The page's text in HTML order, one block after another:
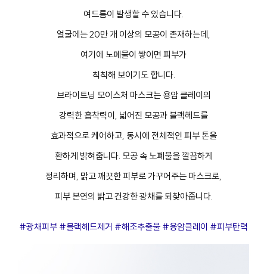
여드름이 발생할 수 있습니다.
얼굴에는 20만 개 이상의 모공이 존재하는데,
여기에 노폐물이 쌓이면 피부가
칙칙해 보이기도 합니다.
브라이트닝 모이스처 마스크는 용암 클레이의
강력한 흡착력이, 넓어진 모공과 블랙헤드를
효과적으로 케어하고, 동시에 전체적인 피부 톤을
환하게 밝혀줍니다. 모공 속 노폐물을 깔끔하게
정리하며, 맑고 깨끗한 피부로 가꾸어주는 마스크로,
피부 본연의 밝고 건강한 광채를 되찾아줍니다.
#광채피부 #블랙헤드제거 #해조추출물 #용암클레이 #피부탄력